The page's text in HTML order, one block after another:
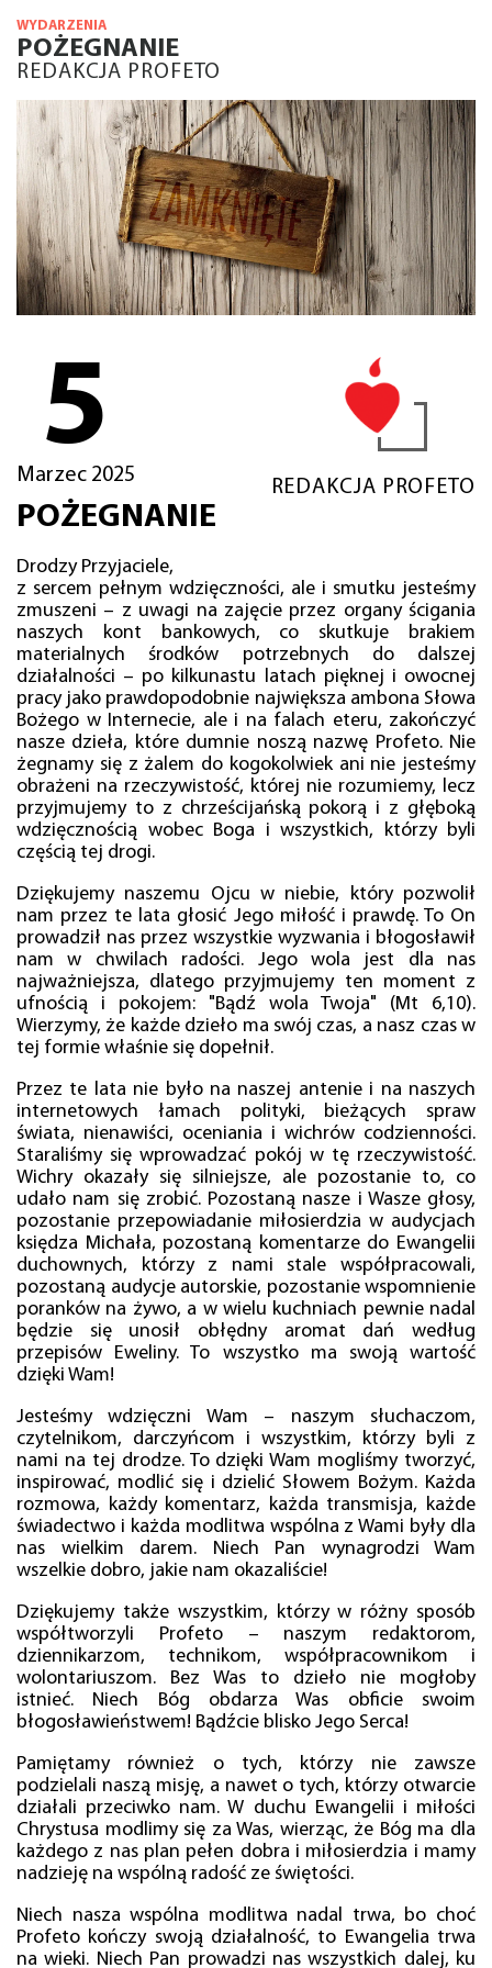
WYDARZENIA
POŻEGNANIE
REDAKCJA PROFETO
5
Marzec 2025
REDAKCJA PROFETO
POŻEGNANIE
Drodzy Przyjaciele,
z sercem pełnym wdzięczności, ale i smutku jesteśmy
zmuszeni – z uwagi na zajęcie przez organy ścigania
naszych kont bankowych, co skutkuje brakiem
materialnych środków potrzebnych do dalszej
działalności – po kilkunastu latach pięknej i owocnej
pracy jako prawdopodobnie największa ambona Słowa
Bożego w Internecie, ale i na falach eteru, zakończyć
nasze dzieła, które dumnie noszą nazwę Profeto. Nie
żegnamy się z żalem do kogokolwiek ani nie jesteśmy
obrażeni na rzeczywistość, której nie rozumiemy, lecz
przyjmujemy to z chrześcijańską pokorą i z głęboką
wdzięcznością wobec Boga i wszystkich, którzy byli
częścią tej drogi.
Dziękujemy naszemu Ojcu w niebie, który pozwolił
nam przez te lata głosić Jego miłość i prawdę. To On
prowadził nas przez wszystkie wyzwania i błogosławił
nam w chwilach radości. Jego wola jest dla nas
najważniejsza, dlatego przyjmujemy ten moment z
ufnością i pokojem: "Bądź wola Twoja" (Mt 6,10).
Wierzymy, że każde dzieło ma swój czas, a nasz czas w
tej formie właśnie się dopełnił.
Przez te lata nie było na naszej antenie i na naszych
internetowych łamach polityki, bieżących spraw
świata, nienawiści, oceniania i wichrów codzienności.
Staraliśmy się wprowadzać pokój w tę rzeczywistość.
Wichry okazały się silniejsze, ale pozostanie to, co
udało nam się zrobić. Pozostaną nasze i Wasze głosy,
pozostanie przepowiadanie miłosierdzia w audycjach
księdza Michała, pozostaną komentarze do Ewangelii
duchownych, którzy z nami stale współpracowali,
pozostaną audycje autorskie, pozostanie wspomnienie
poranków na żywo, a w wielu kuchniach pewnie nadal
będzie się unosił obłędny aromat dań według
przepisów Eweliny. To wszystko ma swoją wartość
dzięki Wam!
Jesteśmy wdzięczni Wam – naszym słuchaczom,
czytelnikom, darczyńcom i wszystkim, którzy byli z
nami na tej drodze. To dzięki Wam mogliśmy tworzyć,
inspirować, modlić się i dzielić Słowem Bożym. Każda
rozmowa, każdy komentarz, każda transmisja, każde
świadectwo i każda modlitwa wspólna z Wami były dla
nas wielkim darem. Niech Pan wynagrodzi Wam
wszelkie dobro, jakie nam okazaliście!
Dziękujemy także wszystkim, którzy w różny sposób
współtworzyli Profeto – naszym redaktorom,
dziennikarzom, technikom, współpracownikom i
wolontariuszom. Bez Was to dzieło nie mogłoby
istnieć. Niech Bóg obdarza Was obficie swoim
błogosławieństwem! Bądźcie blisko Jego Serca!
Pamiętamy również o tych, którzy nie zawsze
podzielali naszą misję, a nawet o tych, którzy otwarcie
działali przeciwko nam. W duchu Ewangelii i miłości
Chrystusa modlimy się za Was, wierząc, że Bóg ma dla
każdego z nas plan pełen dobra i miłosierdzia i mamy
nadzieję na wspólną radość ze świętości.
Niech nasza wspólna modlitwa nadal trwa, bo choć
Profeto kończy swoją działalność, to Ewangelia trwa
na wieki. Niech Pan prowadzi nas wszystkich dalej, ku